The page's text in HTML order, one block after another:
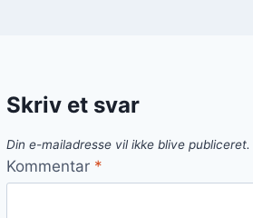
Skriv et svar
Din e-mailadresse vil ikke blive publiceret.
Kommentar *